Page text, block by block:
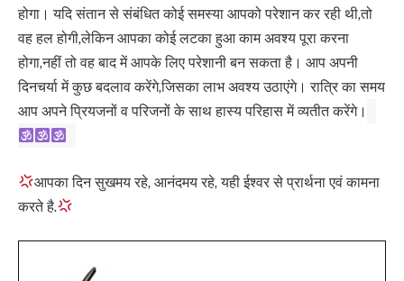
होगा। यदि संतान से संबंधित कोई समस्या आपको परेशान कर रही थी,तो
वह हल होगी,लेकिन आपका कोई लटका हुआ काम अवश्य पूरा करना
होगा,नहीं तो वह बाद में आपके लिए परेशानी बन सकता है। आप अपनी
दिनचर्या में कुछ बदलाव करेंगे,जिसका लाभ अवश्य उठाएंगे। रात्रि का समय
आप अपने प्रियजनों व परिजनों के साथ हास्य परिहास में व्यतीत करेंगे।
आपका दिन सुखमय रहे, आनंदमय रहे, यही ईश्वर से प्रार्थना एवं कामना
करते है.